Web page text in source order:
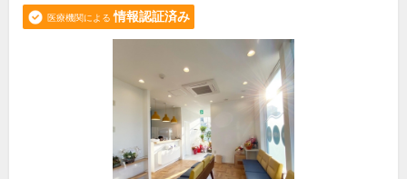
医療機関による 情報認証済み